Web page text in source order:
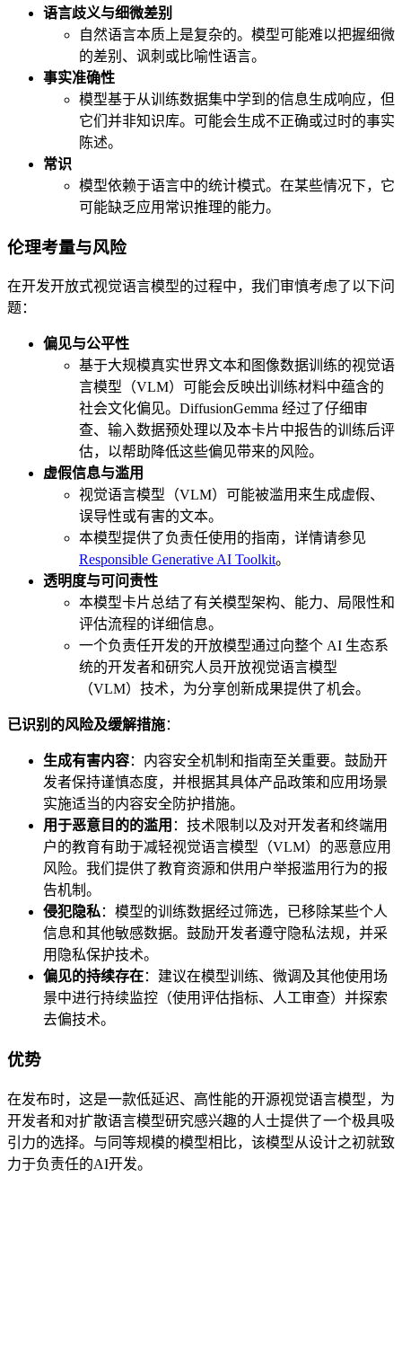
语言歧义与细微差别
自然语言本质上是复杂的。模型可能难以把握细微
的差别、讽刺或比喻性语言。
事实准确性
模型基于从训练数据集中学到的信息生成响应，但
它们并非知识库。可能会生成不正确或过时的事实
陈述。
常识
模型依赖于语言中的统计模式。在某些情况下，它
可能缺乏应用常识推理的能力。
伦理考量与风险
在开发开放式视觉语言模型的过程中，我们审慎考虑了以下问
题：
偏见与公平性
基于大规模真实世界文本和图像数据训练的视觉语
言模型（VLM）可能会反映出训练材料中蕴含的
社会文化偏见。DiffusionGemma 经过了仔细审
查、输入数据预处理以及本卡片中报告的训练后评
估，以帮助降低这些偏见带来的风险。
虚假信息与滥用
视觉语言模型（VLM）可能被滥用来生成虚假、
误导性或有害的文本。
本模型提供了负责任使用的指南，详情请参见
Responsible Generative AI Toolkit。
透明度与可问责性
本模型卡片总结了有关模型架构、能力、局限性和
评估流程的详细信息。
一个负责任开发的开放模型通过向整个 AI 生态系
统的开发者和研究人员开放视觉语言模型
（VLM）技术，为分享创新成果提供了机会。
已识别的风险及缓解措施：
生成有害内容：内容安全机制和指南至关重要。鼓励开
发者保持谨慎态度，并根据其具体产品政策和应用场景
实施适当的内容安全防护措施。
用于恶意目的的滥用 ：技术限制以及对开发者和终端用
户的教育有助于减轻视觉语言模型（VLM）的恶意应用
风险。我们提供了教育资源和供用户举报滥用行为的报
告机制。
侵犯隐私：模型的训练数据经过筛选，已移除某些个人
信息和其他敏感数据。鼓励开发者遵守隐私法规，并采
用隐私保护技术。
偏见的持续存在：建议在模型训练、微调及其他使用场
景中进行持续监控（使用评估指标、人工审查）并探索
去偏技术。
优势
在发布时，这是一款低延迟、高性能的开源视觉语言模型，为
开发者和对扩散语言模型研究感兴趣的人士提供了一个极具吸
引力的选择。与同等规模的模型相比，该模型从设计之初就致
力于负责任的AI开发。